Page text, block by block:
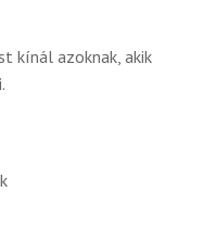
kínál azoknak, akik